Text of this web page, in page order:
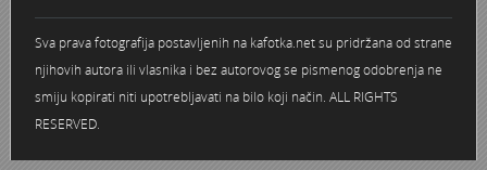
Adamo klub
8. slet Bratstva i jedinstva 13. lipnja 1965. godine
Nepokoreni grad - Trojanski konj (epizoda)
Novogodišnje čestitke
Krešimir Perušić - Nogomet
KUD REČICA
Sva prava fotografija postavljenih na kafotka.net su pridržana od strane
njihovih autora ili vlasnika i bez autorovog se pismenog odobrenja ne
smiju kopirati niti upotrebljavati na bilo koji način. ALL RIGHTS
RESERVED.